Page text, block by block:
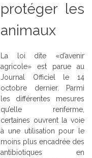
protéger les
animaux
La loi dite «d’avenir
agricole» est parue au
Journal Officiel le 14
octobre dernier. Parmi
les différentes mesures
qu’elle renferme,
certaines ouvrent la voie
à une utilisation pour le
moins plus encadrée des
antibiotiques en